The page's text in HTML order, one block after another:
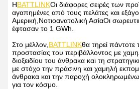
ΗBATTLINKΟι διάφορες σειρές των
αγαπημένες από τους πελάτες και
Αμερική,Νοτιοανατολική ΑσίαΟι
έφτασαν το 1 GWh.
Στο μέλλον, BATTLINKθα τηρεί πάντοτε
προστασίας του περιβάλλοντος με
διοξειδίου του άνθρακα και τη
με στόχο την πράσινη και χαμηλή
άνθρακα και την παροχή
για τον κόσμο.